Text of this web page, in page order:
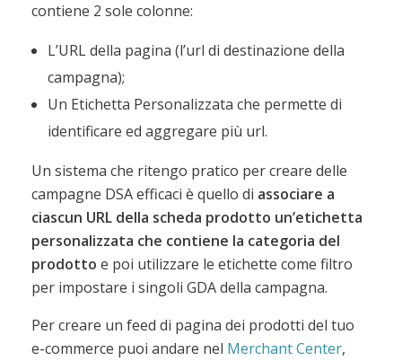
contiene 2 sole colonne:
L’URL della pagina (l’url di destinazione della
campagna);
Un Etichetta Personalizzata che permette di
identificare ed aggregare più url.
Un sistema che ritengo pratico per creare delle
campagne DSA efficaci è quello di associare a
ciascun URL della scheda prodotto un’etichetta
personalizzata che contiene la categoria del
prodotto e poi utilizzare le etichette come filtro
per impostare i singoli GDA della campagna.
Per creare un feed di pagina dei prodotti del tuo
e-commerce puoi andare nel Merchant Center,